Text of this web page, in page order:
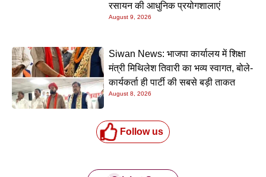
रसायन की आधुनिक प्रयोगशालाएं
August 9, 2026
Siwan News: भाजपा कार्यालय में शिक्षा
मंत्री मिथिलेश तिवारी का भव्य स्वागत, बोले-
कार्यकर्ता ही पार्टी की सबसे बड़ी ताकत
August 8, 2026
Follow us